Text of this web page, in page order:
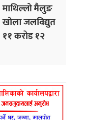
माथिल्लो मैलुङ
खोला जलविद्युत
११ करोड १२